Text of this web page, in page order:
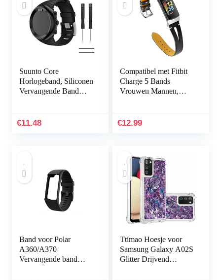
Suunto Core
Horlogeband, Siliconen
Vervangende Band
Horlogeband
€11.48
Compatibel met Fitbit
Charge 5 Bands
Vrouwen Mannen,
Horlogeband
€12.99
Band voor Polar
A360/A370
Vervangende band
Ttimao Hoesje voor
Samsung Galaxy A02S
Glitter Drijvend